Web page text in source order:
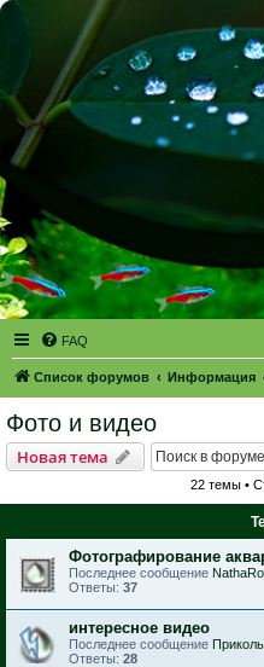
FAQ
Список форумов Информация
Фото и видео
Новая тема
22 темы •
Фотографирование
Последнее сообщение
Ответы: 37
интересное видео
Последнее сообщение
Ответы: 28